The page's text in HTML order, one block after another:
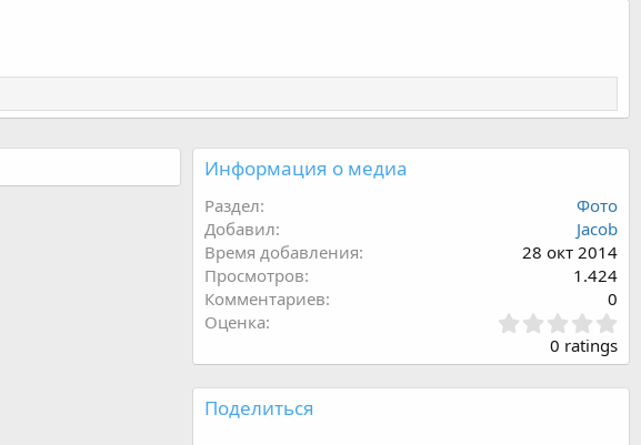
Информация о медиа
Раздел
Фото
Добавил
Jacob
Время добавления
28 окт 2014
Просмотров
1.424
Комментариев
0
Оценка
в
ё
з
0 ratings
Поделиться